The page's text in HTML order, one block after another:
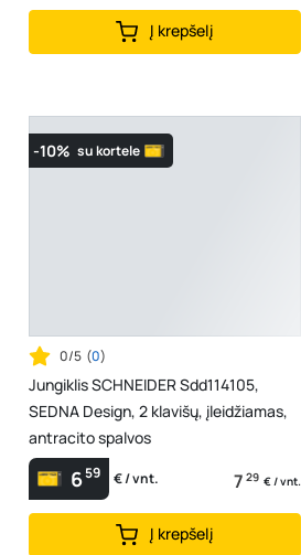
Į krepšelį
-10% su kortele
0/5 (0)
Jungiklis SCHNEIDER Sdd114105,
SEDNA Design, 2 klavišų, įleidžiamas,
antracito spalvos
659 € / vnt. 7 29 € / vnt.
Į krepšelį